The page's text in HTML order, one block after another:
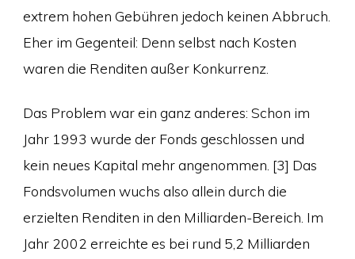
extrem hohen Gebühren jedoch keinen Abbruch.
Eher im Gegenteil: Denn selbst nach Kosten
waren die Renditen außer Konkurrenz.
Das Problem war ein ganz anderes: Schon im
Jahr 1993 wurde der Fonds geschlossen und
kein neues Kapital mehr angenommen. [3] Das
Fondsvolumen wuchs also allein durch die
erzielten Renditen in den Milliarden-Bereich. Im
Jahr 2002 erreichte es bei rund 5,2 Milliarden